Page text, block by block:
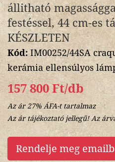
állitható
festéssel, 44 cm-es
KÉSZLETEN
Kód:IM00252/44SA
kerámia ellensúlyos
157 800 Ft/db
Az ár 27% ÁFA-t tartalmaz
Az ár tájékoztató jellegű! Az
Rendelje meg